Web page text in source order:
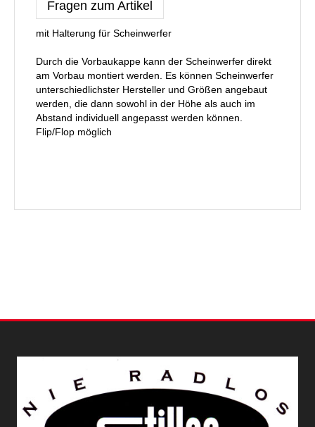
Fragen zum Artikel
mit Halterung für Scheinwerfer
Durch die Vorbaukappe kann der Scheinwerfer direkt
am Vorbau montiert werden. Es können Scheinwerfer
unterschiedlichster Hersteller und Größen angebaut
werden, die dann sowohl in der Höhe als auch im
Abstand individuell angepasst werden können.
Flip/Flop möglich